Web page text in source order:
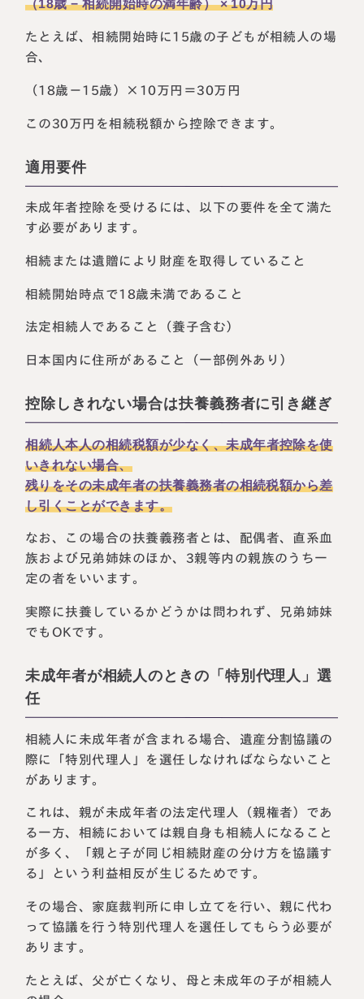
（18歳 − 相続開始時の満年齢） × 10万円
たとえば、相続開始時に15歳の子どもが相続人の場
合、
（18歳－15歳）×10万円＝30万円
この30万円を相続税額から控除できます。
適用要件
未成年者控除を受けるには、以下の要件を全て満た
す必要があります。
相続または遺贈により財産を取得していること
相続開始時点で18歳未満であること
法定相続人であること（養子含む）
日本国内に住所があること（一部例外あり）
控除しきれない場合は扶養義務者に引き継ぎ
相続人本人の相続税額が少なく、未成年者控除を使
いきれない場合、
残りをその未成年者の扶養義務者の相続税額から差
し引くことができます。
なお、この場合の扶養義務者とは、配偶者、直系血
族および兄弟姉妹のほか、3親等内の親族のうち一
定の者をいいます。
実際に扶養しているかどうかは問われず、兄弟姉妹
でもOKです。
未成年者が相続人のときの「特別代理人」選
任
相続人に未成年者が含まれる場合、遺産分割協議の
際に「特別代理人」を選任しなければならないこと
があります。
これは、親が未成年者の法定代理人（親権者）であ
る一方、相続においては親自身も相続人になること
が多く、「親と子が同じ相続財産の分け方を協議す
る」という利益相反が生じるためです。
その場合、家庭裁判所に申し立てを行い、親に代わ
って協議を行う特別代理人を選任してもらう必要が
あります。
たとえば、父が亡くなり、母と未成年の子が相続人